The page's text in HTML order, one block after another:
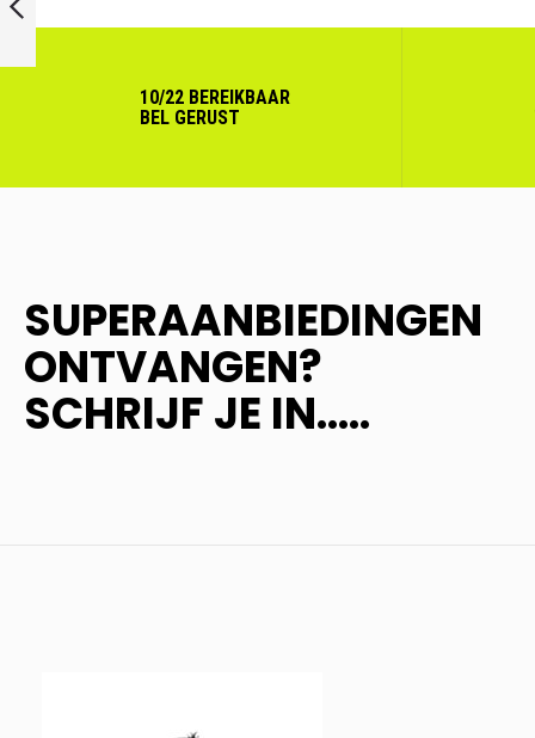
10/22 BEREIKBAAR
BEL GERUST
SUPERAANBIEDINGEN
ONTVANGEN?
SCHRIJF JE IN.....